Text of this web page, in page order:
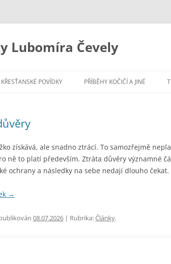
Lubomíra Čevely
KŘESŤANSKÉ POVÍDKY PŘÍBĚHY KOČIČÍ A JINÉ
získává, ale snadno ztrácí. To samozřejmě
ně to platí především. Ztráta důvěry významné
ochrany a následky na sebe nedají dlouho čekat.
→
08.07.2026 | Rubrika:Články.